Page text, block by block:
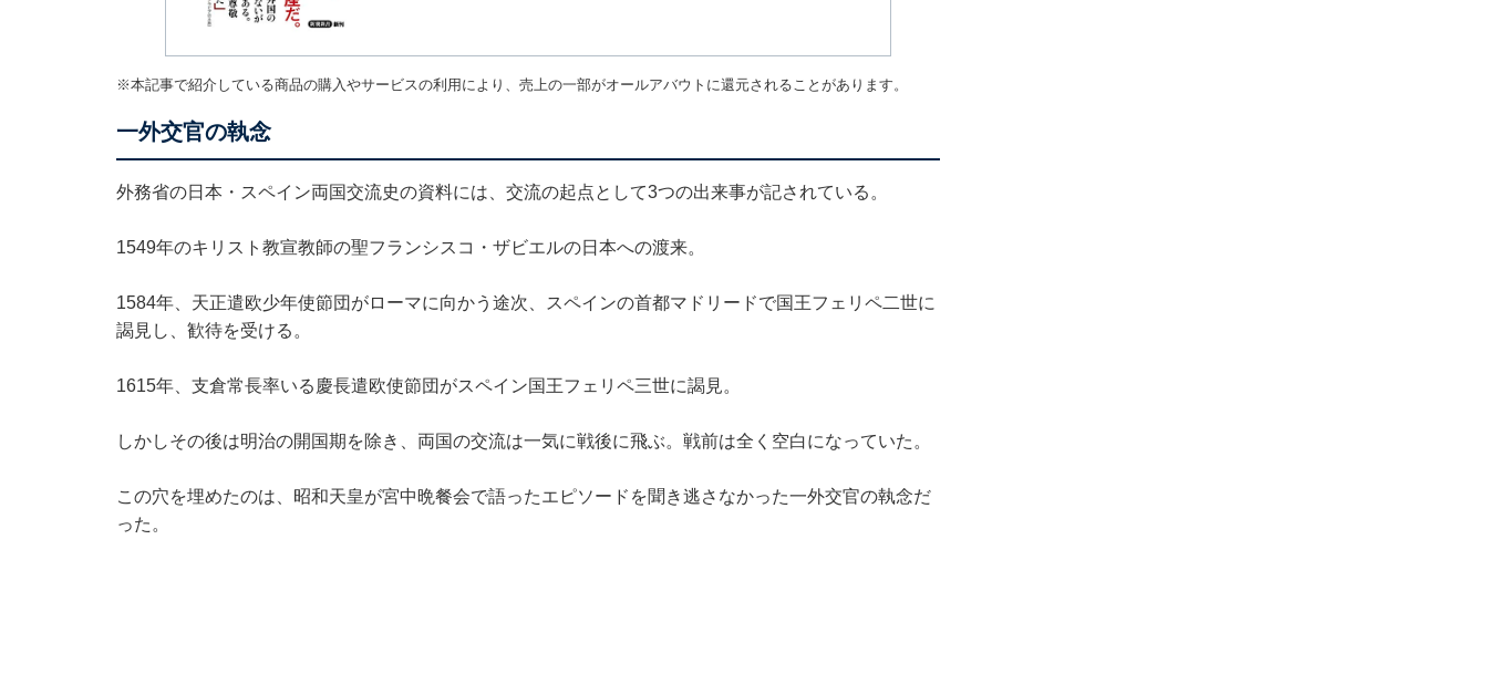
※本記事で紹介している商品の購入やサービスの利用により、売上の一部がオールアバウトに還元されることがあります。
一外交官の執念
外務省の日本・スペイン両国交流史の資料には、交流の起点として3つの出来事が記されている。
1549年のキリスト教宣教師の聖フランシスコ・ザビエルの日本への渡来。
1584年、天正遣欧少年使節団がローマに向かう途次、スペインの首都マドリードで国王フェリペ二世に
謁見し、歓待を受ける。
1615年、支倉常長率いる慶長遣欧使節団がスペイン国王フェリペ三世に謁見。
しかしその後は明治の開国期を除き、両国の交流は一気に戦後に飛ぶ。戦前は全く空白になっていた。
この穴を埋めたのは、昭和天皇が宮中晩餐会で語ったエピソードを聞き逃さなかった一外交官の執念だ
った。